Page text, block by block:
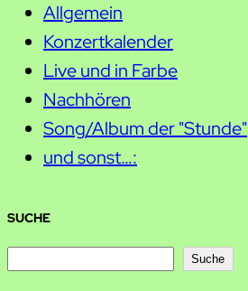
Allgemein
Konzertkalender
Live und in Farbe
Nachhören
Song/Album der "Stunde"
und sonst…:
SUCHE
Suche